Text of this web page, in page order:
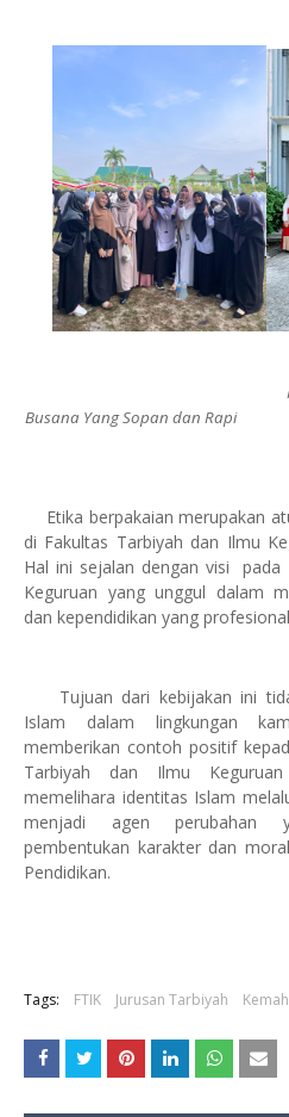
Busana Yang Sopan dan Rapi
Etika berpakaian merupakan
di Fakultas Tarbiyah dan Ilmu
Hal ini sejalan dengan visi
Keguruan yang unggul dalam
dan kependidikan yang
Tujuan dari kebijakan ini
Islam dalam lingkungan
memberikan contoh positif
Tarbiyah dan Ilmu
memelihara identitas Islam
menjadi agen perubahan
pembentukan karakter dan
Pendidikan.
Tags: FTIK Jurusan Tarbiyah